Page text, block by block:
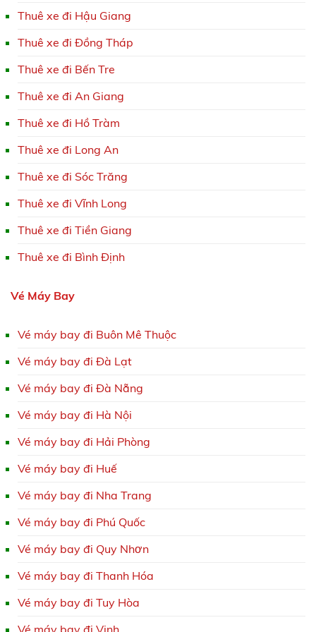
Thuê xe đi Hậu Giang
Thuê xe đi Đồng Tháp
Thuê xe đi Bến Tre
Thuê xe đi An Giang
Thuê xe đi Hồ Tràm
Thuê xe đi Long An
Thuê xe đi Sóc Trăng
Thuê xe đi Vĩnh Long
Thuê xe đi Tiền Giang
Thuê xe đi Bình Định
Vé Máy Bay
Vé máy bay đi Buôn Mê Thuộc
Vé máy bay đi Đà Lạt
Vé máy bay đi Đà Nẵng
Vé máy bay đi Hà Nội
Vé máy bay đi Hải Phòng
Vé máy bay đi Huế
Vé máy bay đi Nha Trang
Vé máy bay đi Phú Quốc
Vé máy bay đi Quy Nhơn
Vé máy bay đi Thanh Hóa
Vé máy bay đi Tuy Hòa
Vé máy bay đi Vinh